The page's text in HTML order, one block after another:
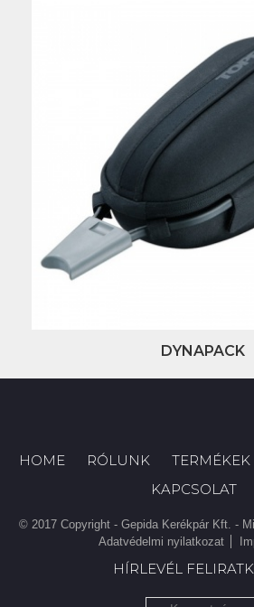
DYNAPACK
HOME RÓLUNK TERMÉKEK
KAPCSOLAT
© 2017 Copyright - Gepida Kerékpár Kft. -
Adatvédelmi nyilatkozat
HÍRLEVÉL